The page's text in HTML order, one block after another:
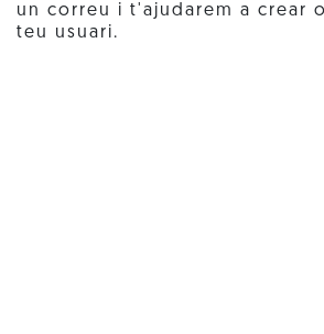
un correu i t'ajudarem a crear
teu usuari.